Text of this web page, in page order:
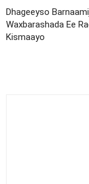
Dhageeyso
Waxbarashada Ee
Kismaayo